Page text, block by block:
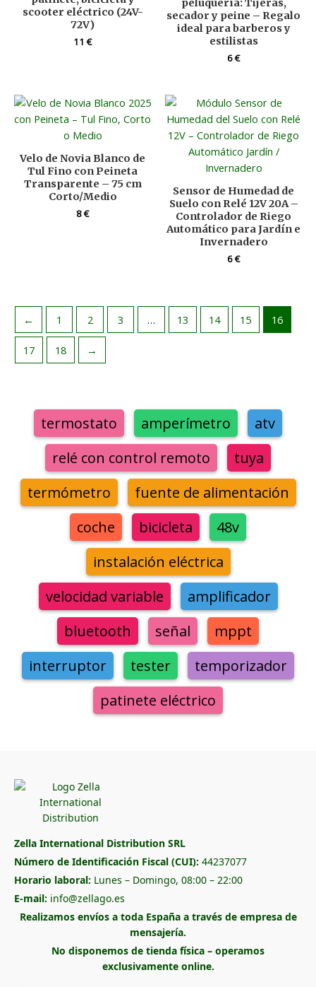
termostato amperímetro
atv
relé con control remoto
tuya
termómetro
fuente de alimentación
coche
bicicleta
48v
instalación eléctrica
velocidad variable
amplificador
bluetooth
señal
mppt
interruptor
tester
temporizador
patinete eléctrico
scooter eléctrico (24V-
72V)
11€
secador y peine – Regalo
ideal para barberos y
estilistas
6€
Velo de Novia Blanco de
Tul Fino con Peineta
Transparente – 75 cm
Corto/Medio
8€
Sensor de Humedad de
Suelo con Relé 12V 20A –
Controlador de Riego
Automático para Jardín e
Invernadero
6€
← 1 2 3 … 13 14 15 16
17 18 →
Zella International Distribution SRL
Número de Identificación Fiscal (CUI): 44237077
Horario laboral: Lunes – Domingo, 08:00 – 22:00
E-mail: info@zellago.es
Realizamos envíos a toda España a través de empresa de
mensajería.
No disponemos de tienda física – operamos
exclusivamente online.